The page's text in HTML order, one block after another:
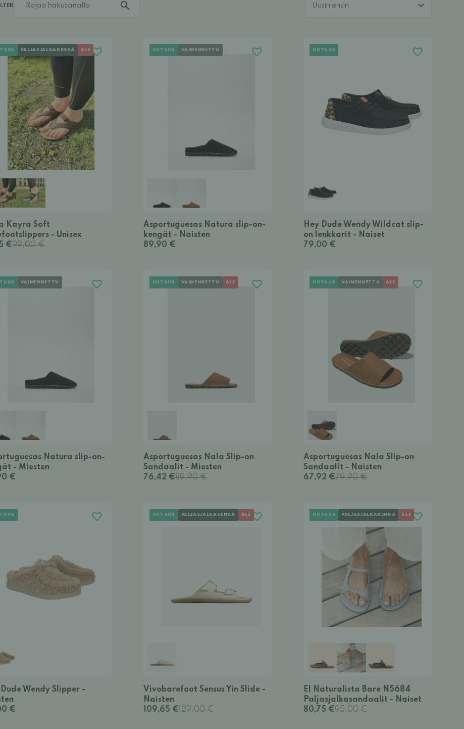
PALJASJALKAKENKÄ ALE
Kayra Soft
- Unisex
€99,00 €
UUTUUS VAIMENNETTU
Asportuguesas Natura slip-on-
kengät - Naisten
89,90 €
UUTUUS
Hey Dude Wendy Wildcat slip-
on lenkkarit - Naiset
79,00 €
VAIMENNETTU
Natura slip-on-
- Miesten
€
UUTUUS VAIMENNETTU ALE
Asportuguesas Nala Slip-on
Sandaalit - Miesten
76,42 €89,90 €
UUTUUS VAIMENNETTU ALE
Asportuguesas Nala Slip-on
Sandaalit - Naisten
67,92 €79,90 €
Dude Wendy Slipper -
€
UUTUUS PALJASJALKAKENKÄ ALE
Vivobarefoot Sensus Yin Slide -
Naisten
109,65 €129,00 €
UUTUUS PALJASJALKAKENKÄ ALE
El Naturalista Bare N5684
Paljasjalkasandaalit - Naiset
80,75 €95,00 €